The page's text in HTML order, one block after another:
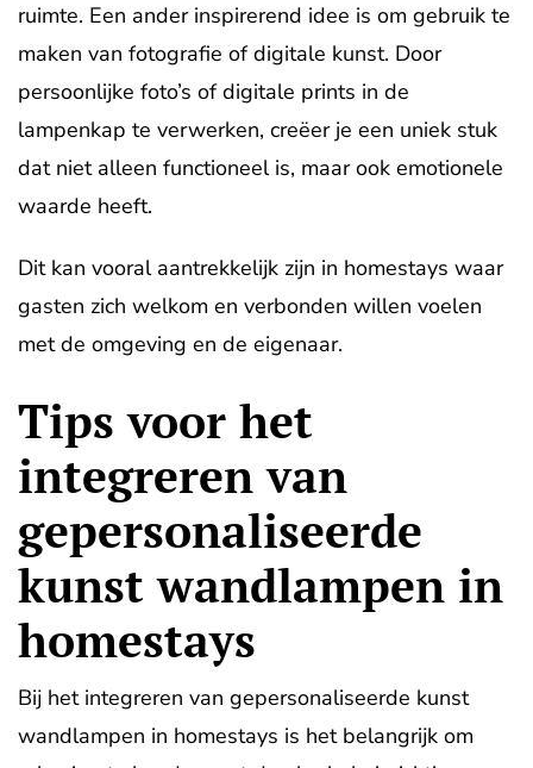
ruimte. Een ander inspirerend idee is om gebruik te
maken van fotografie of digitale kunst. Door
persoonlijke foto’s of digitale prints in de
lampenkap te verwerken, creëer je een uniek stuk
dat niet alleen functioneel is, maar ook emotionele
waarde heeft.
Dit kan vooral aantrekkelijk zijn in homestays waar
gasten zich welkom en verbonden willen voelen
met de omgeving en de eigenaar.
Tips voor het
integreren van
gepersonaliseerde
kunst wandlampen in
homestays
Bij het integreren van gepersonaliseerde kunst
wandlampen in homestays is het belangrijk om